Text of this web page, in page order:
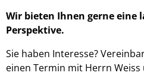
Wir bieten Ihnen gerne eine
Perspektive.
Sie haben Interesse?
einen Termin mit Herrn